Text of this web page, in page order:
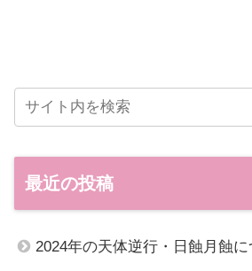
最近の投稿
2024年の天体逆行・日蝕月蝕に